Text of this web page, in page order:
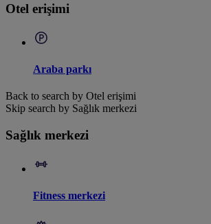
Otel erişimi
Araba parkı
Back to search by Otel erişimi
Skip search by Sağlık merkezi
Sağlık merkezi
Fitness merkezi